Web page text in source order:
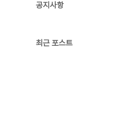
공지사항
최근 포스트